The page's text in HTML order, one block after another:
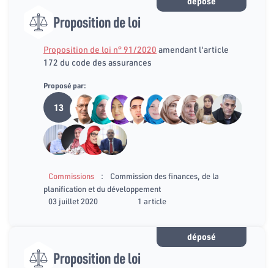
Proposition de loi
Proposition de loi n° 91/2020 amendant l'article
172 du code des assurances
Proposé par:
13
Commissions :
Commission des finances, de la
planification et du développement
03 juillet 2020
1 article
déposé
Proposition de loi